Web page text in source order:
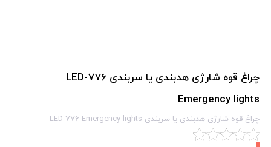
چراغ قوه شارژی هدبندی یا سربندی LED-776
Emergency lights
چراغ قوه شارژی هدبندی یا سربندی LED-776 Emergency lights